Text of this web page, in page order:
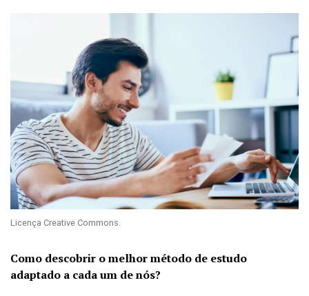
Licença Creative Commons.
Como descobrir o melhor método de estudo
adaptado a cada um de nós?